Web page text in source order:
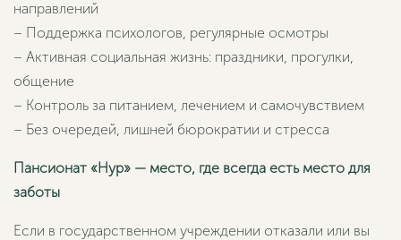
направлений
– Поддержка психологов, регулярные осмотры
– Активная социальная жизнь: праздники, прогулки,
общение
– Контроль за питанием, лечением и самочувствием
– Без очередей, лишней бюрократии и стресса
Пансионат «Нур» — место, где всегда есть место для
заботы
Если в государственном учреждении отказали или вы